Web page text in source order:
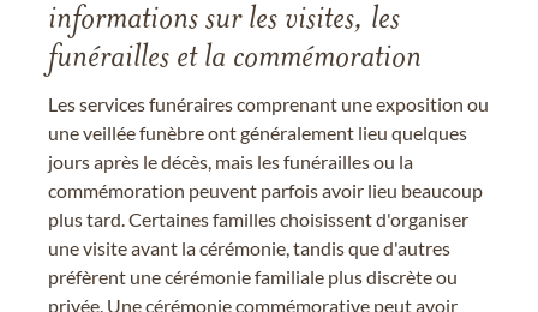
informations sur les visites, les
funérailles et la commémoration
Les services funéraires comprenant une exposition ou
une veillée funèbre ont généralement lieu quelques
jours après le décès, mais les funérailles ou la
commémoration peuvent parfois avoir lieu beaucoup
plus tard. Certaines familles choisissent d'organiser
une visite avant la cérémonie, tandis que d'autres
préfèrent une cérémonie familiale plus discrète ou
privée. Une cérémonie commémorative peut avoir